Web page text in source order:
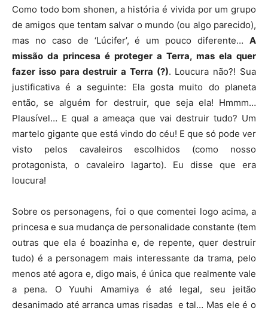
Como todo bom shonen, a história é vivida por um grupo
de amigos que tentam salvar o mundo (ou algo parecido),
mas no caso de ‘Lúcifer’, é um pouco diferente… A
missão da princesa é proteger a Terra, mas ela quer
fazer isso para destruir a Terra (?). Loucura não?! Sua
justificativa é a seguinte: Ela gosta muito do planeta
então, se alguém for destruir, que seja ela! Hmmm…
Plausível… E qual a ameaça que vai destruir tudo? Um
martelo gigante que está vindo do céu! E que só pode ver
visto pelos cavaleiros escolhidos (como nosso
protagonista, o cavaleiro lagarto). Eu disse que era
loucura!
Sobre os personagens, foi o que comentei logo acima, a
princesa e sua mudança de personalidade constante (tem
outras que ela é boazinha e, de repente, quer destruir
tudo) é a personagem mais interessante da trama, pelo
menos até agora e, digo mais, é única que realmente vale
a pena. O Yuuhi Amamiya é até legal, seu jeitão
desanimado até arranca umas risadas e tal… Mas ele é o